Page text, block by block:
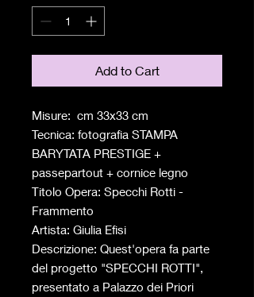
Add to Cart
Misure: cm 33x33 cm
Tecnica: fotografia STAMPA
BARYTATA PRESTIGE +
passepartout + cornice legno
Titolo Opera: Specchi Rotti -
Frammento
Artista: Giulia Efisi
Descrizione: Quest'opera fa parte
del progetto "SPECCHI ROTTI",
presentato a Palazzo dei Priori